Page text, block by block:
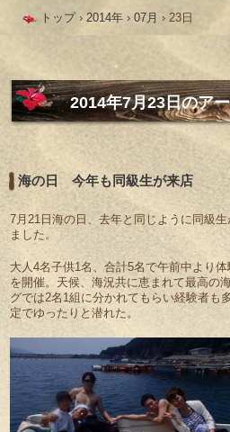
へ
ス
キ
ッ
プ
トップ › 2014年 › 07月 › 23日
2014年7月23日のア
海の日 今年も同級生が来店
7月21日海の日、去年と同じように同級
ました。
大人4名子供1名、合計5名で午前中より
を開催。天候、海況共に恵まれて最高の
グでは2名1組に分かれてもらい経験者も
定でゆったりと潜れた。